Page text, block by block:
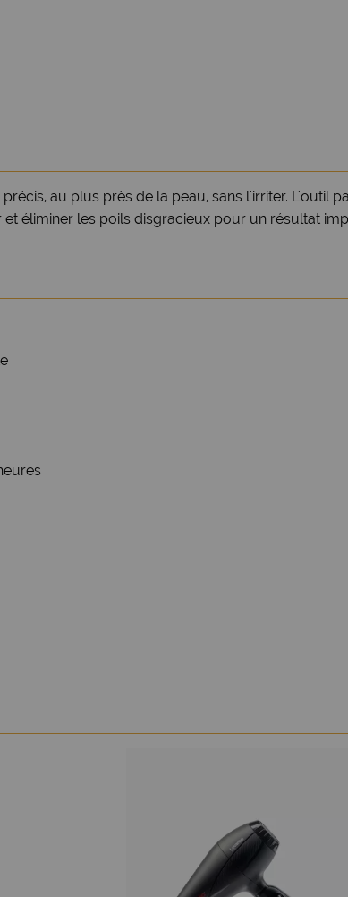
au plus près de la peau, sans l'irriter. L'outil
éliminer les poils disgracieux pour un résultat